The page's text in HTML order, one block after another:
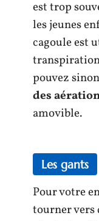
est trop
les jeunes
cagoule est
pouvez
des
amovible.
Les gants
Pour votre
tourner vers